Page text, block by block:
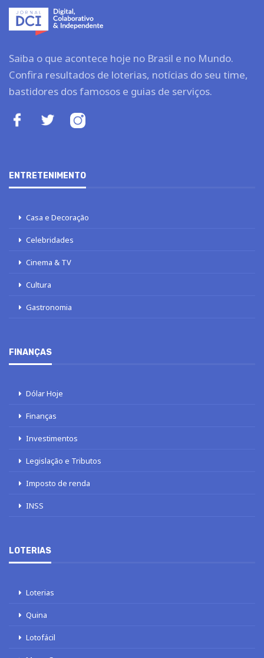
Saiba o que acontece hoje no Brasil e no Mundo.
Confira resultados de loterias, notícias do seu time,
bastidores dos famosos e guias de serviços.
ENTRETENIMENTO
Casa e Decoração
Celebridades
Cinema & TV
Cultura
Gastronomia
FINANÇAS
Dólar Hoje
Finanças
Investimentos
Legislação e Tributos
Imposto de renda
INSS
LOTERIAS
Loterias
Quina
Lotofácil